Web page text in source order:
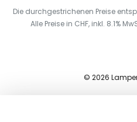
Die durchgestrichenen Preise
Alle Preise in CHF, inkl. 8.1%
© 2026